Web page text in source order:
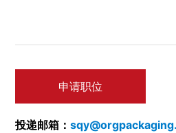
申请职位
投递邮箱：